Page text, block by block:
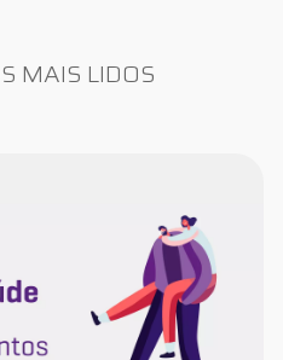
MAIS LIDOS